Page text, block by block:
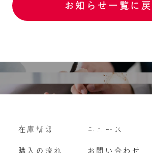
お知らせ一覧に戻
購入の流れ
よくいただくご質問
Vehicle purchase
車両買い取り
在庫情報
購入の流れ
ニュース
お問い合わせ